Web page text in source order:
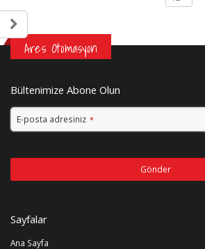
Ares Otomasyon
Bültenimize Abone Olun
E-posta adresiniz *
Gönder
boş
bırakılmalıdır
Sayfalar
Ana Sayfa